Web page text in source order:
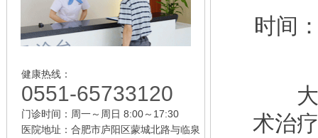
女性
老年
手部
白癜风常识
健康热线：
0551-65733120
门诊时间：周一～周日 8:00～17:30
医院地址：合肥市庐阳区蒙城北路与临泉
时间
大片
术治